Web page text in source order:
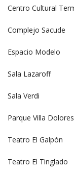
Centro Cultural
Complejo Sacude
Espacio Modelo
Sala Lazaroff
Sala Verdi
Parque Villa Dolores
Teatro El Galpón
Teatro El Tinglado